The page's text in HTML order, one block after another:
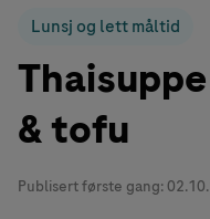
Lunsj og lett måltid
& tofu
Publisert første gang: